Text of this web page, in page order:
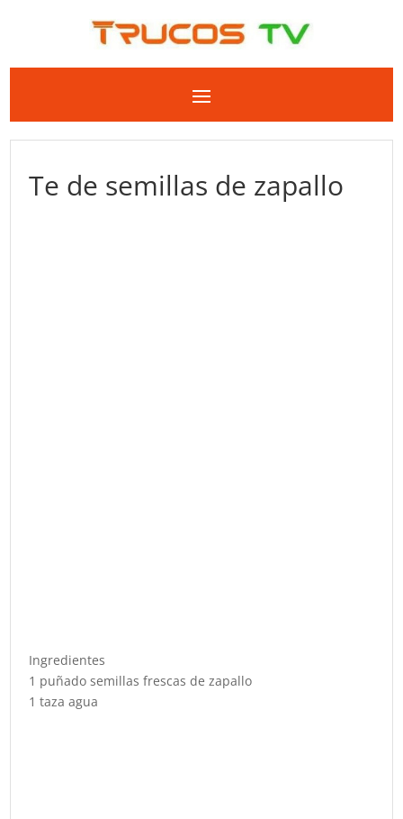
Te de semillas de zapallo
Ingredientes
1 puñado semillas frescas de zapallo
1 taza agua